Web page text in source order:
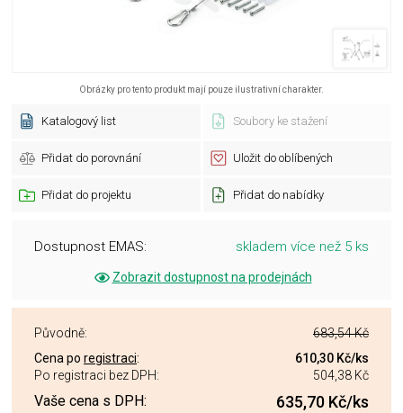
Obrázky pro tento produkt mají pouze ilustrativní charakter.
Katalogový list Soubory ke stažení
Přidat do porovnání Uložit do oblíbených
Přidat do projektu Přidat do nabídky
Dostupnost EMAS: skladem více než 5 ks
Zobrazit dostupnost na prodejnách
Původně:
683,54 Kč
Cena po registraci: 610,30 Kč/ks
Po registraci bez DPH:
504,38 Kč
Vaše cena s DPH: 635,70 Kč/ks